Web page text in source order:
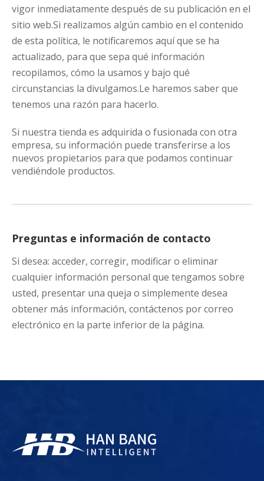
vigor inmediatamente después de su publicación en el
sitio web.Si realizamos algún cambio en el contenido
de esta política, le notificaremos aquí que se ha
actualizado, para que sepa qué información
recopilamos, cómo la usamos y bajo qué
circunstancias la divulgamos.Le haremos saber que
tenemos una razón para hacerlo.
Si nuestra tienda es adquirida o fusionada con otra
empresa, su información puede transferirse a los
nuevos propietarios para que podamos continuar
vendiéndole productos.
Preguntas e información de contacto
Si desea: acceder, corregir, modificar o eliminar
cualquier información personal que tengamos sobre
usted, presentar una queja o simplemente desea
obtener más información, contáctenos por correo
electrónico en la parte inferior de la página.